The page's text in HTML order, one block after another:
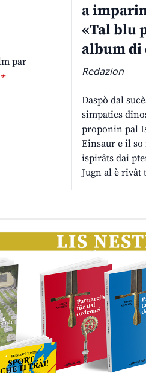
par
a
«Tal blu
album di
Redazion
Daspò dal
simpatics
proponin pal
Einsaur e il
ispirâts dai
Jugn al è rivât